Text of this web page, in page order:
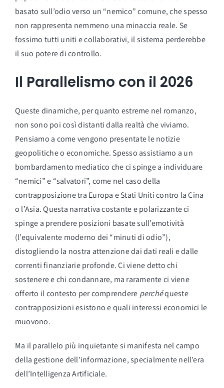
basato sull’odio verso un “nemico” comune, che spesso
non rappresenta nemmeno una minaccia reale. Se
fossimo tutti uniti e collaborativi, il sistema perderebbe
il suo potere di controllo.
Il Parallelismo con il 2026
Queste dinamiche, per quanto estreme nel romanzo,
non sono poi così distanti dalla realtà che viviamo.
Pensiamo a come vengono presentate le notizie
geopolitiche o economiche. Spesso assistiamo a un
bombardamento mediatico che ci spinge a individuare
“nemici” e “salvatori”, come nel caso della
contrapposizione tra Europa e Stati Uniti contro la Cina
o l’Asia. Questa narrativa costante e polarizzante ci
spinge a prendere posizioni basate sull’emotività
(l’equivalente moderno dei “minuti di odio”),
distogliendo la nostra attenzione dai dati reali e dalle
correnti finanziarie profonde. Ci viene detto chi
sostenere e chi condannare, ma raramente ci viene
offerto il contesto per comprendere perchéqueste
contrapposizioni esistono e quali interessi economici le
muovono.
Ma il parallelo più inquietante si manifesta nel campo
della gestione dell’informazione, specialmente nell’era
dell’Intelligenza Artificiale.